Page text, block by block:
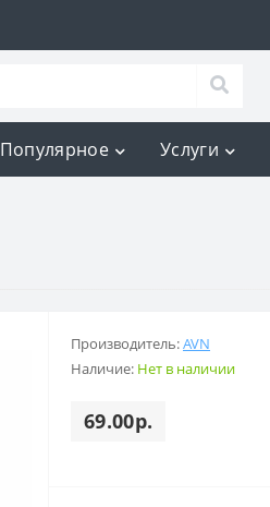
Популярное Услуги
Производитель:AVN
Наличие: Нет в наличии
69.00р.